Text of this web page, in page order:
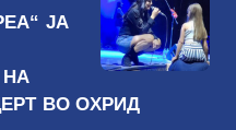
ЈА
НА
ВО ОХРИД